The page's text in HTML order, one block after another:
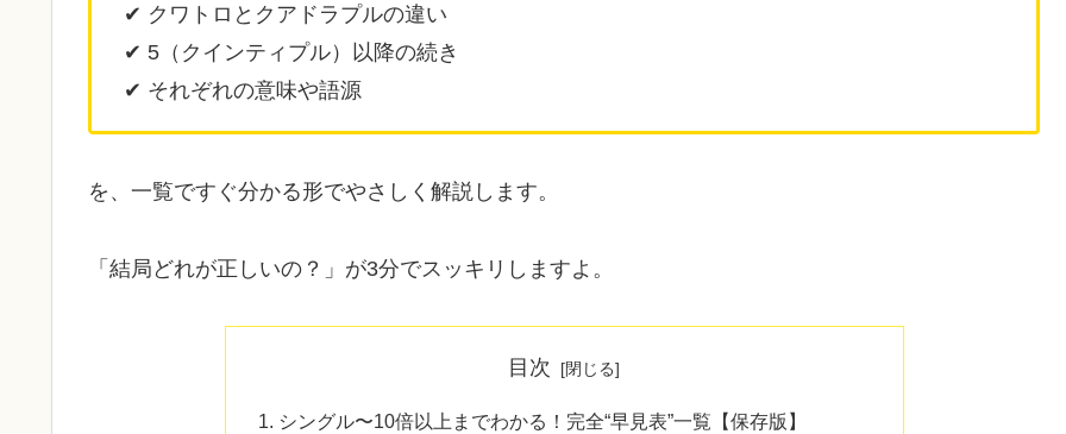
✔ クワトロとクアドラプルの違い
✔ 5（クインティプル）以降の続き
✔ それぞれの意味や語源
を、一覧ですぐ分かる形でやさしく解説します。
「結局どれが正しいの？」が3分でスッキリしますよ。
目次
シングル〜10倍以上までわかる！完全“早見表”一覧【保存版】